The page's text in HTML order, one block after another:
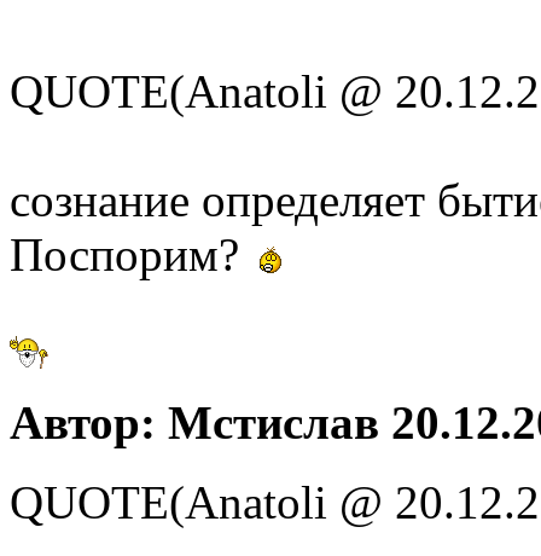
QUOTE(Anatoli @
сознание определяет
Поспорим?
Автор: Мстислав
QUOTE(Anatoli @